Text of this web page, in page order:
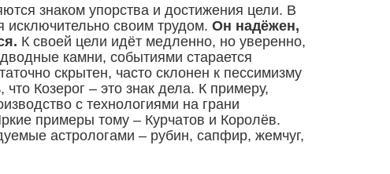
знаком упорства и достижения цели. В
исключительно своим трудом. Он надёжен,
К своей цели идёт медленно, но уверенно,
камни, событиями старается
скрытен, часто склонен к пессимизму
Козерог – это знак дела. К примеру,
с технологиями на грани
примеры тому – Курчатов и Королёв.
астрологами – рубин, сапфир, жемчуг,